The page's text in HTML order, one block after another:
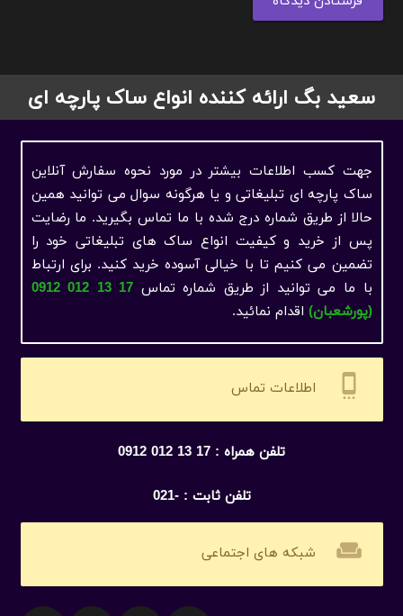
سعید بگ ارائه کننده انواع ساک پارچه ای
جهت کسب اطلاعات بیشتر در مورد نحوه سفارش آنلاین
ساک پارچه ای تبلیغاتی و یا هرگونه سوال می توانید همین
حالا از طریق شماره درج شده با ما تماس بگیرید. ما رضایت
پس از خرید و کیفیت انواع ساک های تبلیغاتی خود را
تضمین می کنیم تا با خیالی آسوده خرید کنید. برای ارتباط
با ما می ‌توانید از طریق شماره تماس
17 13 012 0912
(پورشعبان) اقدام نمائید.
settings_cell اطلاعات تماس
تلفن همراه : 17 13 012 0912
تلفن ثابت : -021
weekend شبکه های اجتماعی